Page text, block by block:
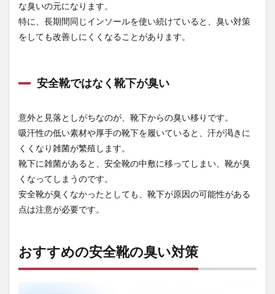
2.1
使い
終わ
しす
る
抗
菌・
防臭
イン
ソー
ルを
使用
する
レー
な臭いの元になります。
特に、長期間同じインソールを使い続けていると、臭い対策
をしても改善しにくくなることがあります。
安全靴ではなく靴下が臭い
意外と見落としがちなのが、靴下からの臭い移りです。
吸汗性の低い素材や厚手の靴下を履いていると、汗が渇きに
くくなり雑菌が繁殖します。
靴下に雑菌があると、安全靴の中敷に移ってしまい、靴が臭
くなってしまうのです。
安全靴が臭くなかったとしても、靴下が原因の可能性がある
点は注意が必要です。
おすすめの安全靴の臭い対策